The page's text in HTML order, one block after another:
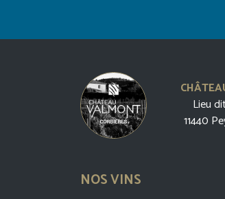
Lieu
11440
NOS VINS